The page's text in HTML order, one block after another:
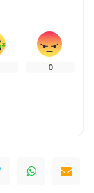
0